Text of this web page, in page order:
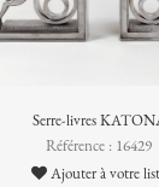
Serre-livres
Référence : 16429
Ajouter à votre